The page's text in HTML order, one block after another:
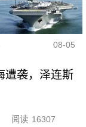
08-05
遭袭，泽连斯
阅读 16307